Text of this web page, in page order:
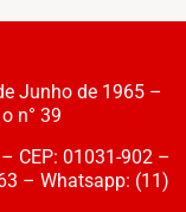
Junho de 1965 –
n° 39
CEP: 01031-902 –
– Whatsapp: (11)